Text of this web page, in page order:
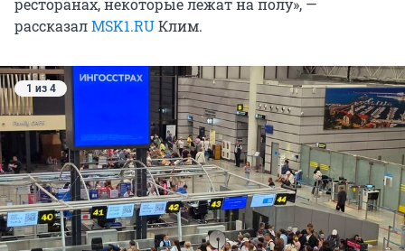
ресторанах, некоторые лежат на полу», —
рассказалMSK1.RUКлим.
1 из 4